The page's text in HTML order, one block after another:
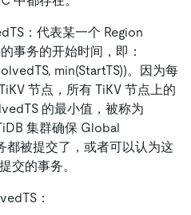
：代表某一个 Region
事务的开始时间，即：
min(StartTS))。因为每
节点，所有 TiKV 节点上的
的最小值，被称为
集群确保 Global
都被提交了，或者可以认为这
交的事务。
：